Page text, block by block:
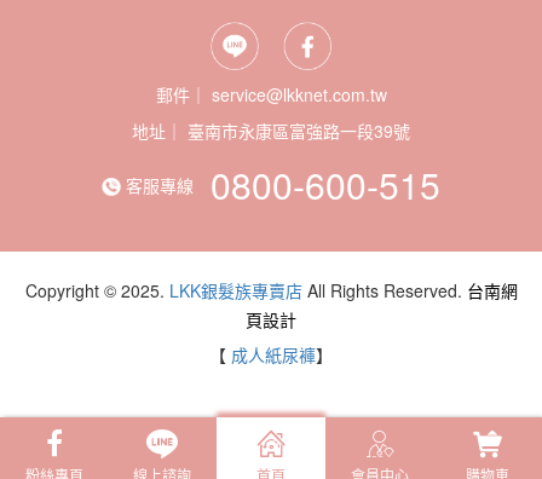
粉絲專頁 線上諮詢 首頁 會員中心 購物車
郵件｜ service@lkknet.com.tw
地址｜
客服專線 0800-600-515
Copyright © 2025. LKK銀髮族專賣店All Rights Reserved. 台南網
頁設計
【 成人紙尿褲】